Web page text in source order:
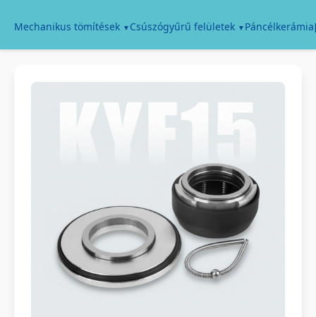
Mechanikus tömítések Csúszógyűrű felületek Páncélkerámia